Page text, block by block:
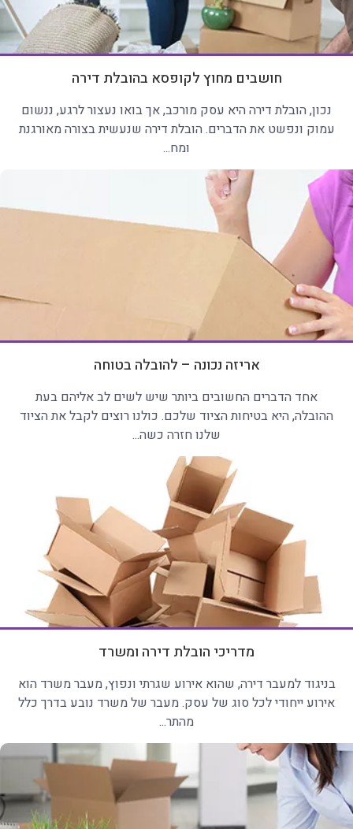
חושבים מחוץ לקופסא בהובלת דירה
נכון, הובלת דירה היא עסק מורכב, אך בואו נעצור לרגע, ננשום
עמוק ונפשט את הדברים. הובלת דירה שנעשית בצורה מאורגנת
ומח...
אריזה נכונה – להובלה בטוחה
אחד הדברים החשובים ביותר שיש לשים לב אליהם בעת
ההובלה, היא בטיחות הציוד שלכם. כולנו רוצים לקבל את הציוד
שלנו חזרה כשה...
מדריכי הובלת דירה ומשרד
בניגוד למעבר דירה, שהוא אירוע שגרתי ונפוץ, מעבר משרד הוא
אירוע ייחודי לכל סוג של עסק. מעבר של משרד נובע בדרך כלל
מהתר...